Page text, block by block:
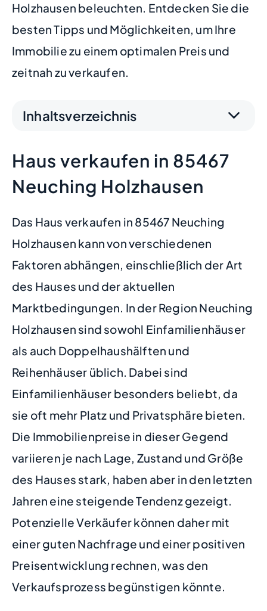
Holzhausen beleuchten. Entdecken Sie die
besten Tipps und Möglichkeiten, um Ihre
Immobilie zu einem optimalen Preis und
zeitnah zu verkaufen.
Inhaltsverzeichnis
Haus verkaufen in 85467
Neuching Holzhausen
Das Haus verkaufen in 85467 Neuching
Holzhausen kann von verschiedenen
Faktoren abhängen, einschließlich der Art
des Hauses und der aktuellen
Marktbedingungen. In der Region Neuching
Holzhausen sind sowohl Einfamilienhäuser
als auch Doppelhaushälften und
Reihenhäuser üblich. Dabei sind
Einfamilienhäuser besonders beliebt, da
sie oft mehr Platz und Privatsphäre bieten.
Die Immobilienpreise in dieser Gegend
variieren je nach Lage, Zustand und Größe
des Hauses stark, haben aber in den letzten
Jahren eine steigende Tendenz gezeigt.
Potenzielle Verkäufer können daher mit
einer guten Nachfrage und einer positiven
Preisentwicklung rechnen, was den
Verkaufsprozess begünstigen könnte.